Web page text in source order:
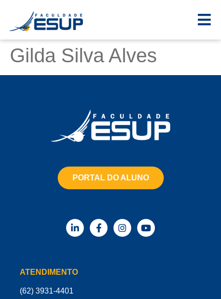
Gilda Silva Alves
PORTAL DO ALUNO
ATENDIMENTO
(62) 3931-4401